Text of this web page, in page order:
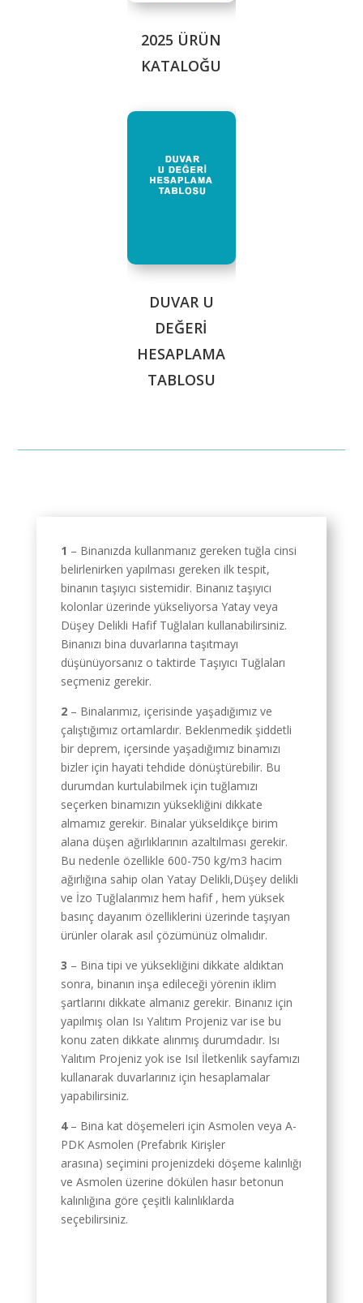
2025 ÜRÜN
KATALOĞU
DUVAR U
DEĞERİ
HESAPLAMA
TABLOSU
1 – Binanızda kullanmanız gereken tuğla cinsi
belirlenirken yapılması gereken ilk tespit,
binanın taşıyıcı sistemidir. Binanız taşıyıcı
kolonlar üzerinde yükseliyorsa Yatay veya
Düşey Delikli Hafif Tuğlaları kullanabilirsiniz.
Binanızı bina duvarlarına taşıtmayı
düşünüyorsanız o taktirde Taşıyıcı Tuğlaları
seçmeniz gerekir.
2– Binalarımız, içerisinde yaşadığımız ve
çalıştığımız ortamlardır. Beklenmedik şiddetli
bir deprem, içersinde yaşadığımız binamızı
bizler için hayati tehdide dönüştürebilir. Bu
durumdan kurtulabilmek için tuğlamızı
seçerken binamızın yüksekliğini dikkate
almamız gerekir. Binalar yükseldikçe birim
alana düşen ağırlıklarının azaltılması gerekir.
Bu nedenle özellikle 600-750 kg/m3 hacim
ağırlığına sahip olan Yatay Delikli,Düşey delikli
ve İzo Tuğlalarımız hem hafif , hem yüksek
basınç dayanım özelliklerini üzerinde taşıyan
ürünler olarak asıl çözümünüz olmalıdır.
3 – Bina tipi ve yüksekliğini dikkate aldıktan
sonra, binanın inşa edileceği yörenin iklim
şartlarını dikkate almanız gerekir. Binanız için
yapılmış olan Isı Yalıtım Projeniz var ise bu
konu zaten dikkate alınmış durumdadır. Isı
Yalıtım Projeniz yok ise Isıl İletkenlik sayfamızı
kullanarak duvarlarınız için hesaplamalar
yapabilirsiniz.
4– Bina kat döşemeleri için Asmolen veya A-
PDK Asmolen (Prefabrik Kirişler
arasına) seçimini projenizdeki döşeme kalınlığı
ve Asmolen üzerine dökülen hasır betonun
kalınlığına göre çeşitli kalınlıklarda
seçebilirsiniz.